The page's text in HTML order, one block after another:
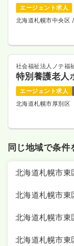
エージェント求人
北海道札幌市中央区
社会福祉法人ノテ福
特別養護老人
エージェント求人
北海道札幌市厚別区
同じ地域で条件
北海道札幌市東
北海道札幌市東
北海道札幌市東
北海道札幌市東